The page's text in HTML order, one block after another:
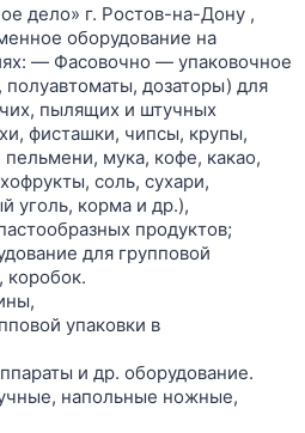
дело» г. Ростов-на-Дону ,
оборудование на
― Фасовочно ― упаковочное
дозаторы) для
пылящих и штучных
фисташки, чипсы, крупы,
мука, кофе, какао,
соль, сухари,
уголь, корма и др.),
продуктов;
для групповой
коробок.
упаковки в
и др. оборудование.
напольные ножные,